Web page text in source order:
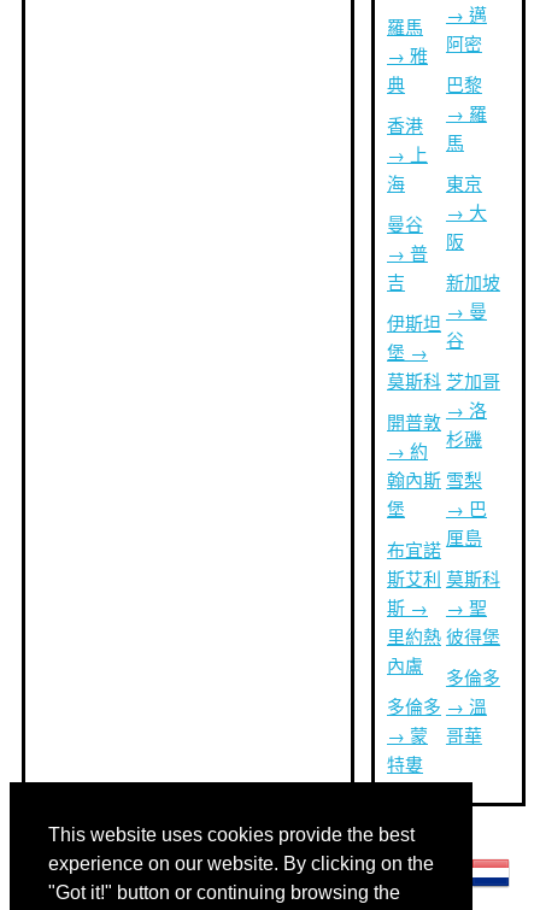
This website uses cookies provide the best
experience on our website. By clicking on the
"Got it!" button or continuing browsing the
羅馬
→ 雅
典
香港
→ 上
海
曼谷
→ 普
吉
伊斯坦
堡 →
莫斯科
開普敦
→ 約
翰內斯
堡
布宜諾
斯艾利
斯 →
里約熱
內盧
多倫多
→ 蒙
特婁
→ 邁
阿密
巴黎
→ 羅
馬
東京
→ 大
阪
新加坡
→ 曼
谷
芝加哥
→ 洛
杉磯
雪梨
→ 巴
厘島
莫斯科
→ 聖
彼得堡
多倫多
→ 溫
哥華
其他語言: